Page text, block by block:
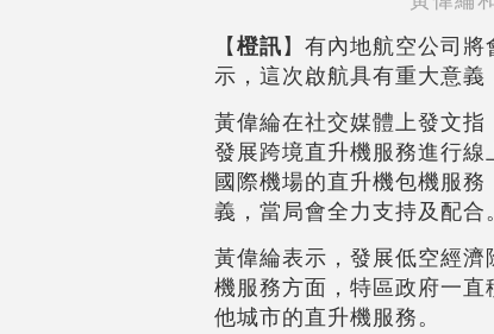
【橙訊】有內地航空公司
示，這次啟航具有重大意義
黃偉綸在社交媒體上發文
發展跨境直升機服務進行
國際機場的直升機包機服
義，當局會全力支持及配合。
黃偉綸表示，發展低空經
機服務方面，特區政府一
他城市的直升機服務。